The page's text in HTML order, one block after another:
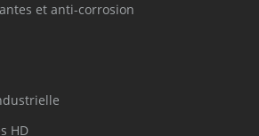
et anti-corrosion
HD